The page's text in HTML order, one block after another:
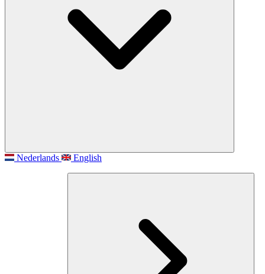
Nederlands English